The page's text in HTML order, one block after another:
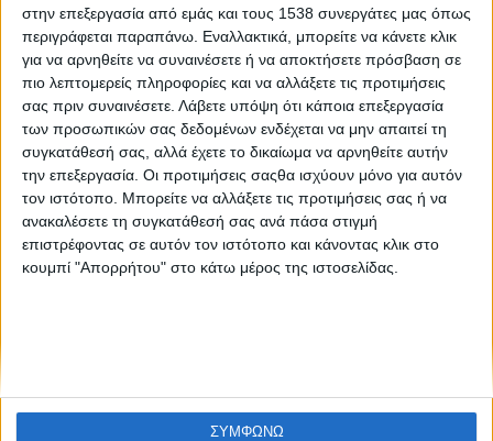
στην επεξεργασία από εμάς και τους 1538 συνεργάτες μας όπως
περιγράφεται παραπάνω. Εναλλακτικά, μπορείτε να κάνετε κλικ
για να αρνηθείτε να συναινέσετε ή να αποκτήσετε πρόσβαση σε
πιο λεπτομερείς πληροφορίες και να αλλάξετε τις προτιμήσεις
σας πριν συναινέσετε. Λάβετε υπόψη ότι κάποια επεξεργασία
των προσωπικών σας δεδομένων ενδέχεται να μην απαιτεί τη
συγκατάθεσή σας, αλλά έχετε το δικαίωμα να αρνηθείτε αυτήν
την επεξεργασία. Οι προτιμήσεις σαςθα ισχύουν μόνο για αυτόν
τον ιστότοπο. Μπορείτε να αλλάξετε τις προτιμήσεις σας ή να
ανακαλέσετε τη συγκατάθεσή σας ανά πάσα στιγμή
επιστρέφοντας σε αυτόν τον ιστότοπο και κάνοντας κλικ στο
κουμπί "Απορρήτου" στο κάτω μέρος της ιστοσελίδας.
ΣΥΜΦΩΝΩ
None feed
CONNECT
NEWSLETTER